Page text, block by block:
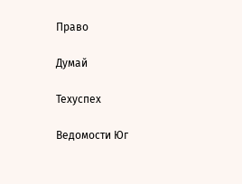
Право
Думай
Техуспех
Ведомости Юг